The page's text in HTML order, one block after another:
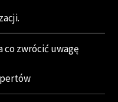
co zwrócić uwagę